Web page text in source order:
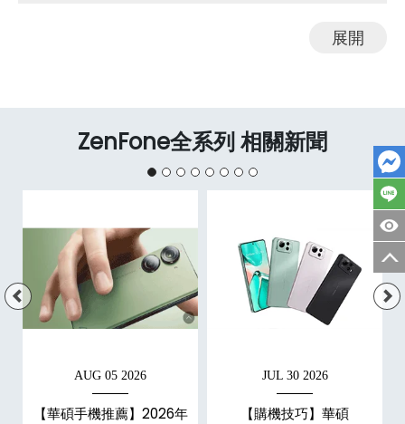
展開
ZenFone全系列 相關新聞
AUG 05 2026
【華碩手機推薦】2026年
JUL 30 2026
【購機技巧】華碩